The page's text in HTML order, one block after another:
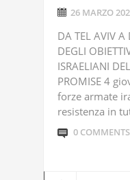
26 MARZO
DA TEL AVIV
DEGLI
ISRAELIANI
PROMISE 4
forze armate
resistenza in
0 COMMENTS